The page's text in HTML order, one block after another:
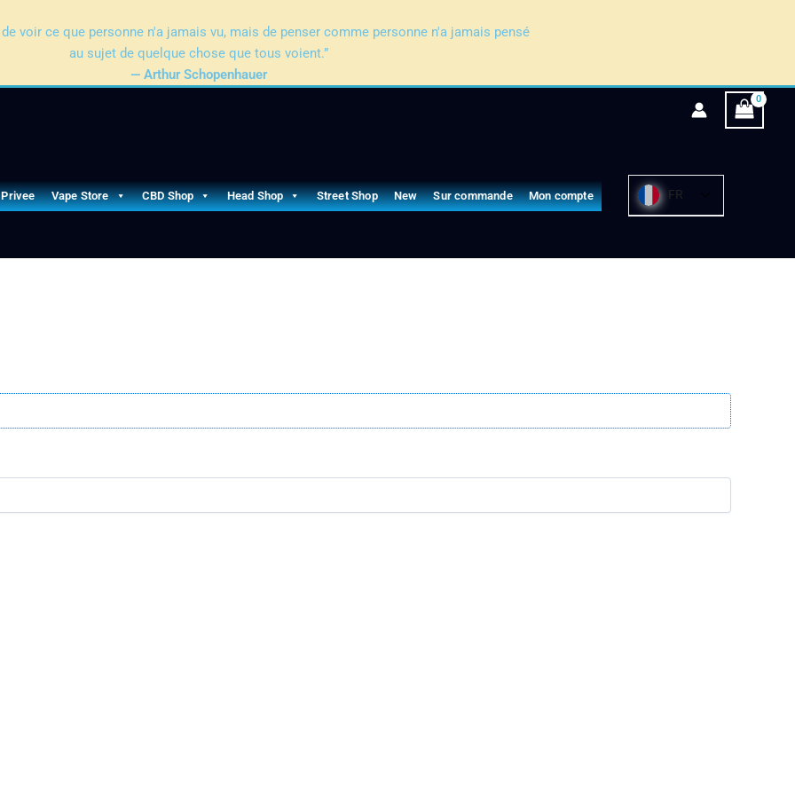
voir ce que personne n'a jamais vu, mais de penser comme personne n'a jamais pensé
au sujet de quelque chose que tous voient.”
— Arthur Schopenhauer
Vape Store CBD Shop Head Shop Street Shop New Sur commande Mon compte FR